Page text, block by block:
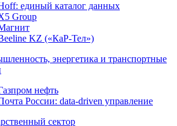
единый каталог данных
Group
KZ («КаР-Тел»)
энергетика и транспортные
нефть
России: data-driven управление
сектор